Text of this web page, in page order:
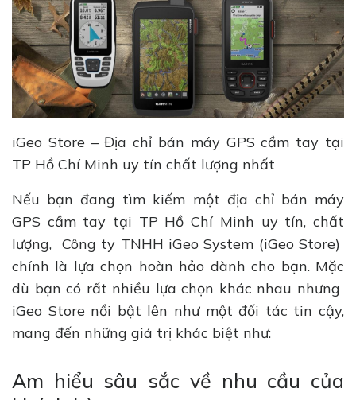
iGeo Store – Địa chỉ bán máy GPS cầm tay tại
TP Hồ Chí Minh uy tín chất lượng nhất
Nếu bạn đang tìm kiếm một địa chỉ bán máy
GPS cầm tay tại TP Hồ Chí Minh uy tín, chất
lượng, Công ty TNHH iGeo System (iGeo Store)
chính là lựa chọn hoàn hảo dành cho bạn. Mặc
dù bạn có rất nhiều lựa chọn khác nhau nhưng
iGeo Store nổi bật lên như một đối tác tin cậy,
mang đến những giá trị khác biệt như:
Am hiểu sâu sắc về nhu cầu của